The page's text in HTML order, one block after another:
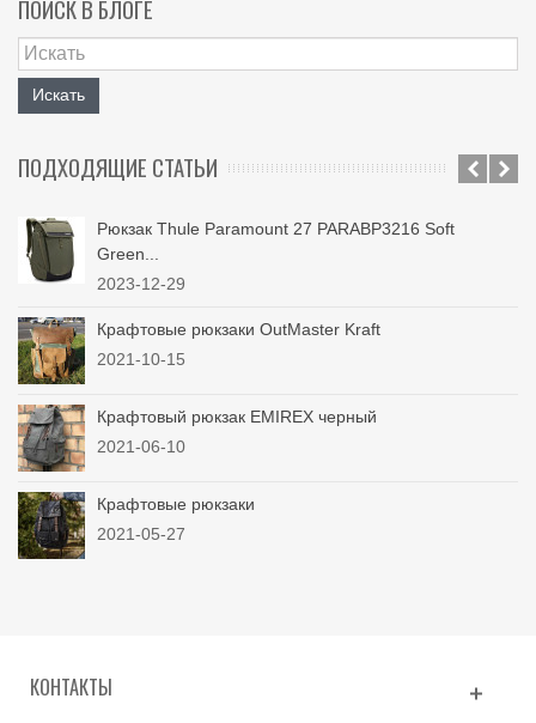
ПОИСК В БЛОГЕ
Искать
ПОДХОДЯЩИЕ СТАТЬИ
Рюкзак Thule Paramount 27 PARABP3216 Soft
Green...
2023-12-29
Крафтовые рюкзаки OutMaster Kraft
2021-10-15
Крафтовый рюкзак EMIREX черный
2021-06-10
Крафтовые рюкзаки
2021-05-27
КОНТАКТЫ